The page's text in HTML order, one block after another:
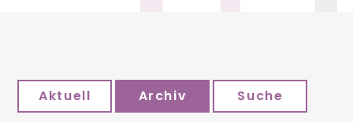
Aktuell Archiv Suche